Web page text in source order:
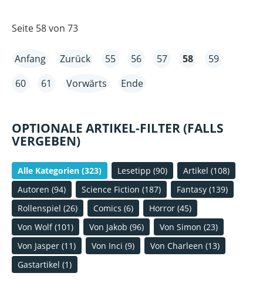
Seite 58 von 73
Anfang Zurück 55 56 57 58
59
60
61 Vorwärts Ende
OPTIONALE ARTIKEL-FILTER (FALLS
VERGEBEN)
Alle Kategorien (323) Lesetipp (90) Artikel (108)
Autoren (94) Science Fiction (187) Fantasy (139)
Rollenspiel (26) Comics (6) Horror (45)
Von Wolf (101) Von Jakob (96) Von Simon (23)
Von Jasper (11) Von Inci (9) Von Charleen (13)
Gastartikel (1)